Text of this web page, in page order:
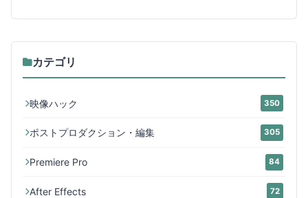
カテゴリ
映像ハック 350
ポストプロダクション・編集 305
Premiere Pro 84
After Effects 72